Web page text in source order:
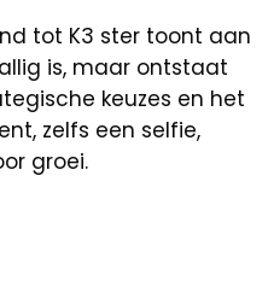
tot K3 ster toont aan
is, maar ontstaat
keuzes en het
zelfs een selfie,
groei.